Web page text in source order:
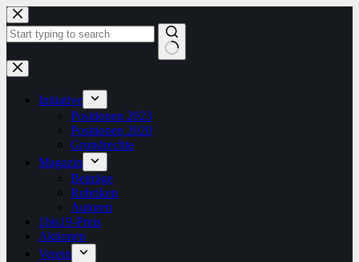
Zum
Inhalt
springen
Keine
Ergebnisse
Initiative
Positionen 2023
Positionen 2020
Grundrechte
Magazin
Beiträge
Rubriken
Autoren
1bis19-Preis
Aktionen
Verein